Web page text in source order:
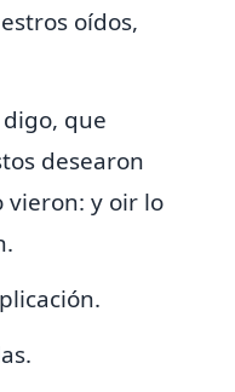
oídos,
que
desearon
vieron: y oir lo